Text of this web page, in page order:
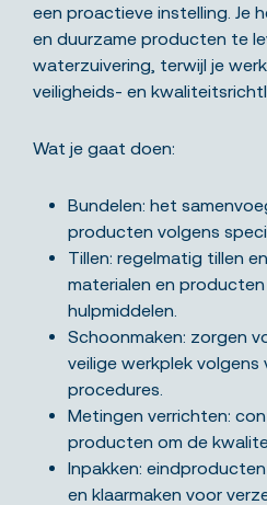
een proactieve instelling. Je
en duurzame producten te
waterzuivering, terwijl je
veiligheids- en
Wat je gaat doen:
Bundelen: het
producten volgens
Tillen: regelmatig tillen
materialen en
hulpmiddelen.
Schoonmaken: zorgen
veilige werkplek
procedures.
Metingen verrichten:
producten om de
Inpakken:
en klaarmaken voor